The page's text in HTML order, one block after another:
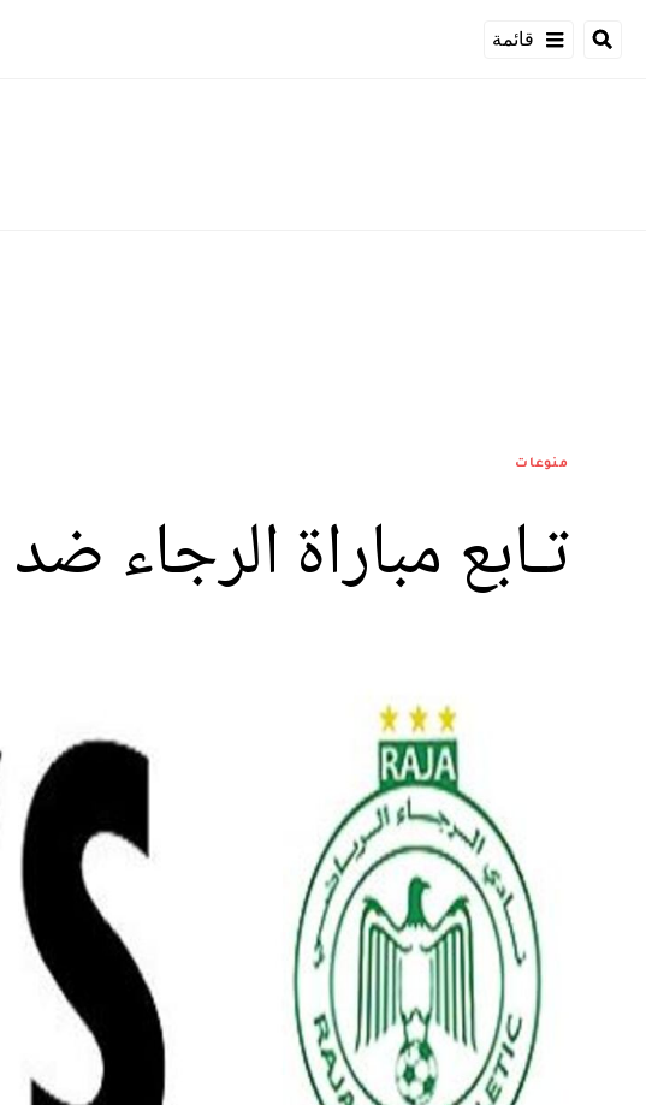
قائمة
منوعات
تـابع مباراة الرجاء